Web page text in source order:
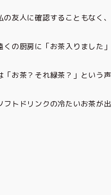
の友人に確認することもなく
くの厨房に「お茶入りました
「お茶？それ緑茶？」という
フトドリンクの冷たいお茶が